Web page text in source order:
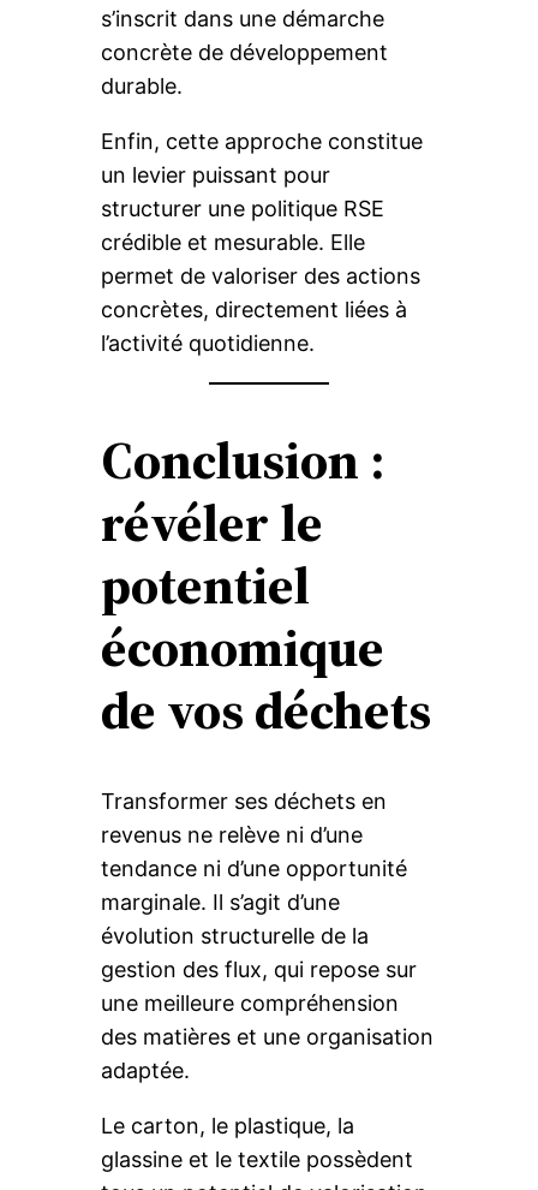
s’inscrit dans une démarche
concrète de développement
durable.
Enfin, cette approche constitue
un levier puissant pour
structurer une politique RSE
crédible et mesurable. Elle
permet de valoriser des actions
concrètes, directement liées à
l’activité quotidienne.
Conclusion :
révéler le
potentiel
économique
de vos déchets
Transformer ses déchets en
revenus ne relève ni d’une
tendance ni d’une opportunité
marginale. Il s’agit d’une
évolution structurelle de la
gestion des flux, qui repose sur
une meilleure compréhension
des matières et une organisation
adaptée.
Le carton, le plastique, la
glassine et le textile possèdent